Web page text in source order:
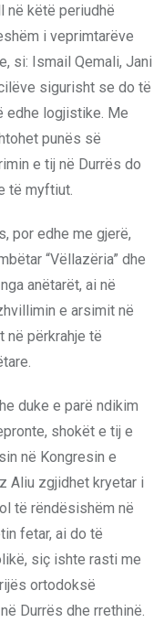
në këtë periudhë
i veprimtarëve
si: Ismail Qemali, Jani
sigurisht se do të
edhe logjistike. Me
punës së
e tij në Durrës do
të myftiut.
por edhe me gjerë,
“Vëllazëria” dhe
anëtarët, ai në
e arsimit në
në përkrahje të
duke e parë ndikim
shokët e tij e
në Kongresin e
Aliu zgjidhet kryetar i
të rëndësishëm në
fetar, ai do të
siç ishte rasti me
ortodoksë
Durrës dhe rrethinë.